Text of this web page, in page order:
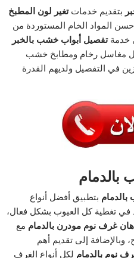
بتقديم خدماتتغير لون المطبخ
المواد الخام المستوردة من
خدمةتفصيل أبواب خشب بالخبر
مغاسل رخام ومطابخ خشب
في التفصيل ولديهم القدرة
بتطبيق أفضل أنواع
تغطية كل العيوب بشكل فعال،
غرف نوم مودرنبالدمام مع
إلى تقديم أهم
نومبالدمام لكل أنواع الغرف